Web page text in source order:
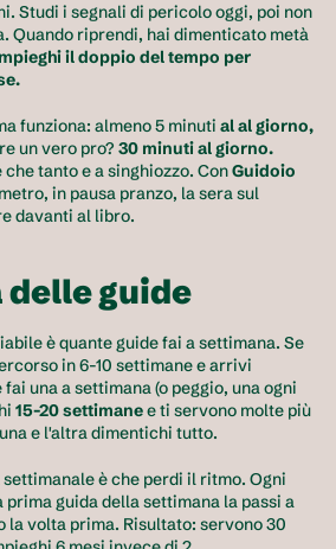
Studi i segnali di pericolo oggi, poi non
Quando riprendi, hai dimenticato metà
il doppio del tempo per
funziona: almeno 5 minuti al al giorno,
un vero pro? 30 minuti al giorno.
tanto e a singhiozzo. Con Guidoio
in pausa pranzo, la sera sul
davanti al libro.
delle guide
è quante guide fai a settimana. Se
in 6-10 settimane e arrivi
una a settimana (o peggio, una ogni
15-20 settimane e ti servono molte più
e l'altra dimentichi tutto.
è che perdi il ritmo. Ogni
guida della settimana la passi a
la volta prima. Risultato: servono 30